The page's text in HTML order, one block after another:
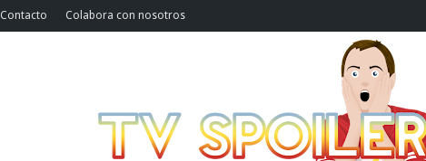
Contacto Colabora con nosotros